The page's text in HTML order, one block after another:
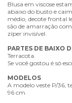
Blusa em viscose
abaixo do busto e
médio, decote frontal
são de amarração
zíper invisível.
PARTES DE BAIXO
Terracota.
Se você gostou é só
MODELOS
A modelo veste P/36,
96 cm.